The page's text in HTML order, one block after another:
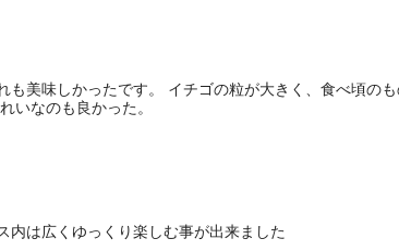
も美味しかったです。 イチゴの粒が大きく、食べ頃の
いなのも良かった。
内は広くゆっくり楽しむ事が出来ました